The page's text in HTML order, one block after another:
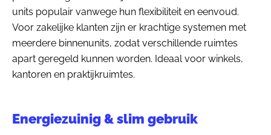
units populair vanwege hun flexibiliteit en eenvoud.
Voor zakelijke klanten zijn er krachtige systemen met
meerdere binnenunits, zodat verschillende ruimtes
apart geregeld kunnen worden. Ideaal voor winkels,
kantoren en praktijkruimtes.
Energiezuinig & slim gebruik